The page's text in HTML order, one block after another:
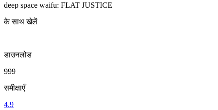
deep space waifu: FLAT JUSTICE
के साथ खेलें
डाउनलोड
999
समीक्षाएँ
4.9